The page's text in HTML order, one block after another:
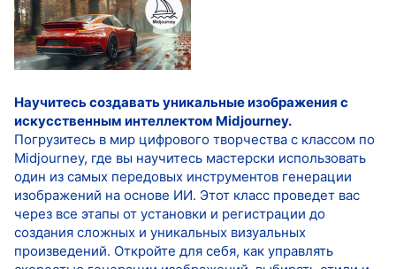
Научитесь создавать уникальные изображения с
искусственным интеллектом Midjourney.
Погрузитесь в мир цифрового творчества с классом по
Midjourney, где вы научитесь мастерски использовать
один из самых передовых инструментов генерации
изображений на основе ИИ. Этот класс проведет вас
через все этапы от установки и регистрации до
создания сложных и уникальных визуальных
произведений. Откройте для себя, как управлять